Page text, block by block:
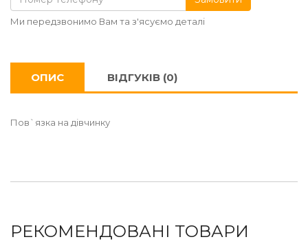
Ми передзвонимо Вам та з'ясуємо деталі
ОПИС ВІДГУКІВ (0)
Пов`язка на дівчинку
РЕКОМЕНДОВАНІ ТОВАРИ